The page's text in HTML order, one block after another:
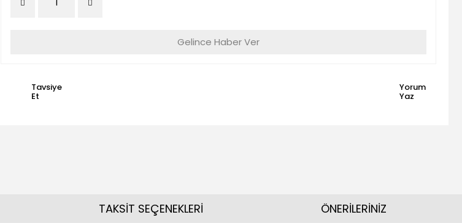
Gelince Haber Ver
Tavsiye
Et
Yorum
Yaz
TAKSİT SEÇENEKLERİ ÖNERİLERİNİZ